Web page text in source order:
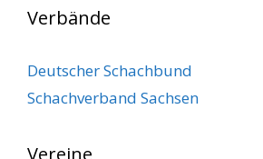
Verbände
Deutscher Schachbund
Schachverband Sachsen
Vereine